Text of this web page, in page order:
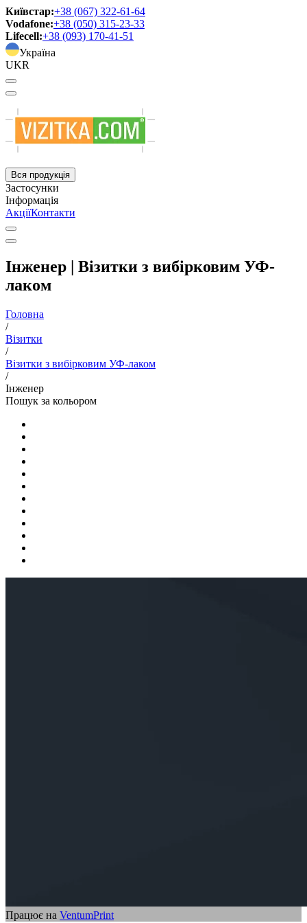
Київстар:+38 (067) 322-61-64
Vodafone:+38 (050) 315-23-33
Lifecell:+38 (093) 170-41-51
Україна
UKR
Вся продукція
Застосунки
Інформація
АкціїКонтакти
Інженер | Візитки з вибірковим УФ-
лаком
Головна
/
Візитки
/
Візитки з вибірковим УФ-лаком
/
Інженер
Пошук за кольором
Працює на VentumPrint